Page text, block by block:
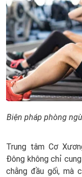
Biện pháp phòng
Trung tâm Cơ
Đông không chỉ
chằng đầu gối, mà